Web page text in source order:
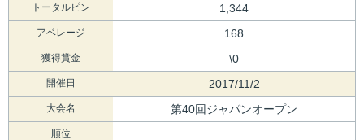
トータルピン 1,344
アベレージ 168
獲得賞金 \0
開催日 2017/11/2
大会名 第40回ジャパンオープン
順位